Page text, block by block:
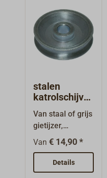
en klapblokken.
stalen
katrolschijve
n
Van staal of grijs
gietijzer,
passend voor
touwklampen.
Met groef voor
touw, koord.
Van€ 14,90 *
Details